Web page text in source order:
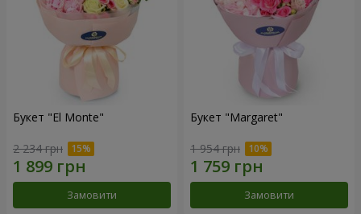
Букет "El Monte"
2 234 грн
Замовити
Букет "Margaret"
1 954 грн
Замовити